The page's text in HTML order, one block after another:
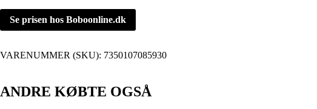
Se prisen hos Boboonline.dk
VARENUMMER (SKU): 7350107085930
ANDRE KØBTE OGSÅ